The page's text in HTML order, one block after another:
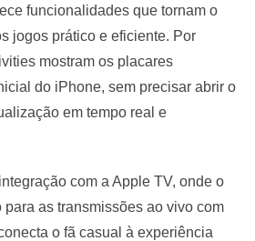
funcionalidades que tornam o
jogos prático e eficiente. Por
mostram os placares
do iPhone, sem precisar abrir o
em tempo real e
com a Apple TV, onde o
para as transmissões ao vivo com
o fã casual à experiência